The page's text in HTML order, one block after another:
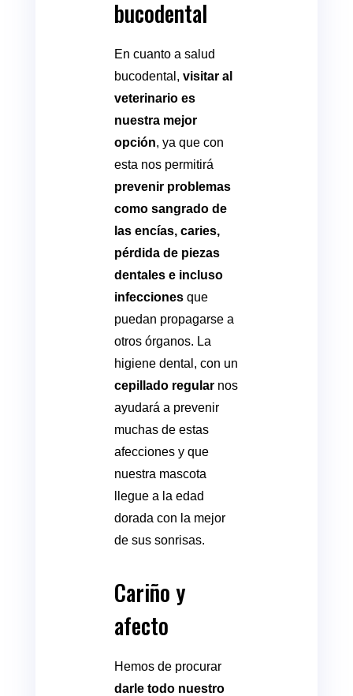
bucodental
En cuanto a salud
bucodental, visitar al
veterinario es
nuestra mejor
opción, ya que con
esta nos permitirá
prevenir problemas
como sangrado de
las encías, caries,
pérdida de piezas
dentales e incluso
infeccionesque
puedan propagarse a
otros órganos. La
higiene dental, con un
cepillado regularnos
ayudará a prevenir
muchas de estas
afecciones y que
nuestra mascota
llegue a la edad
dorada con la mejor
de sus sonrisas.
Cariño y
afecto
Hemos de procurar
darle todo nuestro